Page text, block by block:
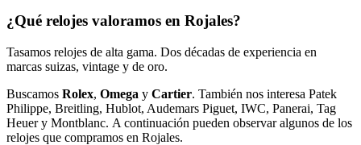
¿Qué relojes valoramos en Rojales?
Tasamos relojes de alta gama. Dos décadas de experiencia en
marcas suizas, vintage y de oro.
Buscamos Rolex, Omega y Cartier. También nos interesa Patek
Philippe, Breitling, Hublot, Audemars Piguet, IWC, Panerai, Tag
Heuer y Montblanc. A continuación pueden observar algunos de los
relojes que compramos en Rojales.